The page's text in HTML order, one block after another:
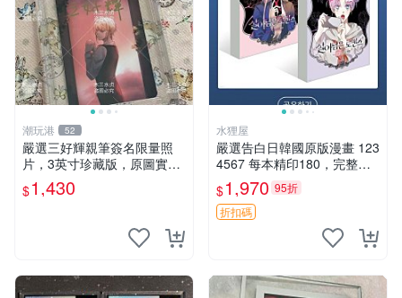
潮玩港 52
嚴選三好輝親筆簽名限量照
片，3英寸珍藏版，原圖實拍
超級震撼。親筆、面簽收藏、
國外直運 三好輝 簽名 照片
$1,430
水狸屋
嚴選告白日韓國原版漫畫 123
4567 每本精印180，完整收
藏推薦 告白日、漫畫、特典
$1,970 95折
折扣碼